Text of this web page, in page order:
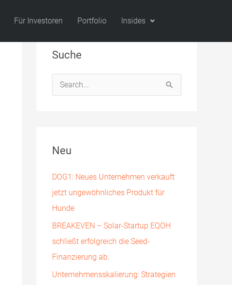
Für Investoren Portfolio Insides
Suche
e
n
a
c
h
:
Neu
DOG1: Neues Unternehmen verkauft
jetzt ungewöhnliches Produkt für
Hunde
BREAKEVEN – Solar-Startup EQOH
schließt erfolgreich die Seed-
Finanzierung ab.
Unternehmensskalierung: Strategien